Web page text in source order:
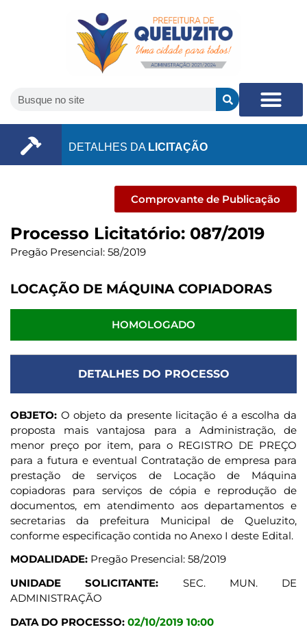
DETALHES DA LICITAÇÃO
Comprovante de Publicação
Processo Licitatório: 087/2019
Pregão Presencial: 58/2019
LOCAÇÃO DE MÁQUINA COPIADORAS
HOMOLOGADO
DETALHES DO PROCESSO
OBJETO: O objeto da presente licitação é a escolha da
proposta mais vantajosa para a Administração, de
menor preço por item, para o REGISTRO DE PREÇO
para a futura e eventual Contratação de empresa para
prestação de serviços de Locação de Máquina
copiadoras para serviços de cópia e reprodução de
documentos, em atendimento aos departamentos e
secretarias da prefeitura Municipal de Queluzito,
conforme especificação contida no Anexo I deste Edital.
MODALIDADE: Pregão Presencial: 58/2019
UNIDADE SOLICITANTE: SEC. MUN. DE
ADMINISTRAÇÃO
DATA DO PROCESSO: 02/10/2019 10:00